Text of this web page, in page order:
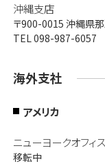
沖縄支店
〒900-0015 沖縄県
TEL 098-987-6057
海外支社
アメリカ
ニューヨークオフィス
移転中